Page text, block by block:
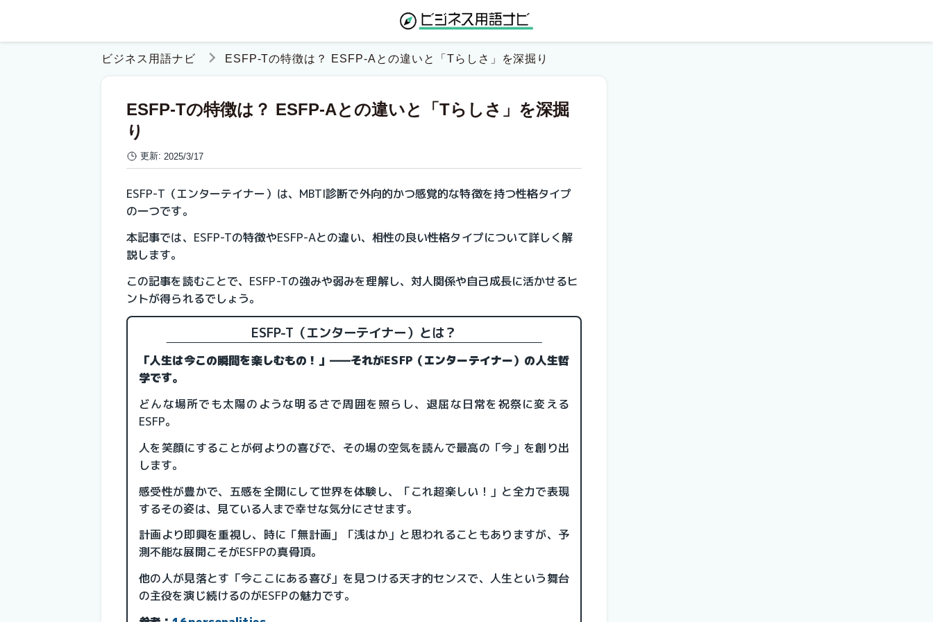
ビジネス用語ナビ ESFP-Tの特徴は？ ESFP-Aとの違いと「Tらしさ」を深掘り
ESFP-Tの特徴は？ ESFP-Aとの違いと「Tらしさ」を深掘
り
更新: 2025/3/17
ESFP-T（エンターテイナー）は、MBTI診断で外向的かつ感覚的な特徴を持つ性格タイプ
の一つです。
本記事では、ESFP-Tの特徴やESFP-Aとの違い、相性の良い性格タイプについて詳しく解
説します。
この記事を読むことで、ESFP-Tの強みや弱みを理解し、対人関係や自己成長に活かせるヒ
ントが得られるでしょう。
ESFP-T（エンターテイナー）とは？
「人生は今この瞬間を楽しむもの！」——それがESFP（エンターテイナー）の人生哲
学です。
どんな場所でも太陽のような明るさで周囲を照らし、退屈な日常を祝祭に変える
ESFP。
人を笑顔にすることが何よりの喜びで、その場の空気を読んで最高の「今」を創り出
します。
感受性が豊かで、五感を全開にして世界を体験し、「これ超楽しい！」と全力で表現
するその姿は、見ている人まで幸せな気分にさせます。
計画より即興を重視し、時に「無計画」「浅はか」と思われることもありますが、予
測不能な展開こそがESFPの真骨頂。
他の人が見落とす「今ここにある喜び」を見つける天才的センスで、人生という舞台
の主役を演じ続けるのがESFPの魅力です。